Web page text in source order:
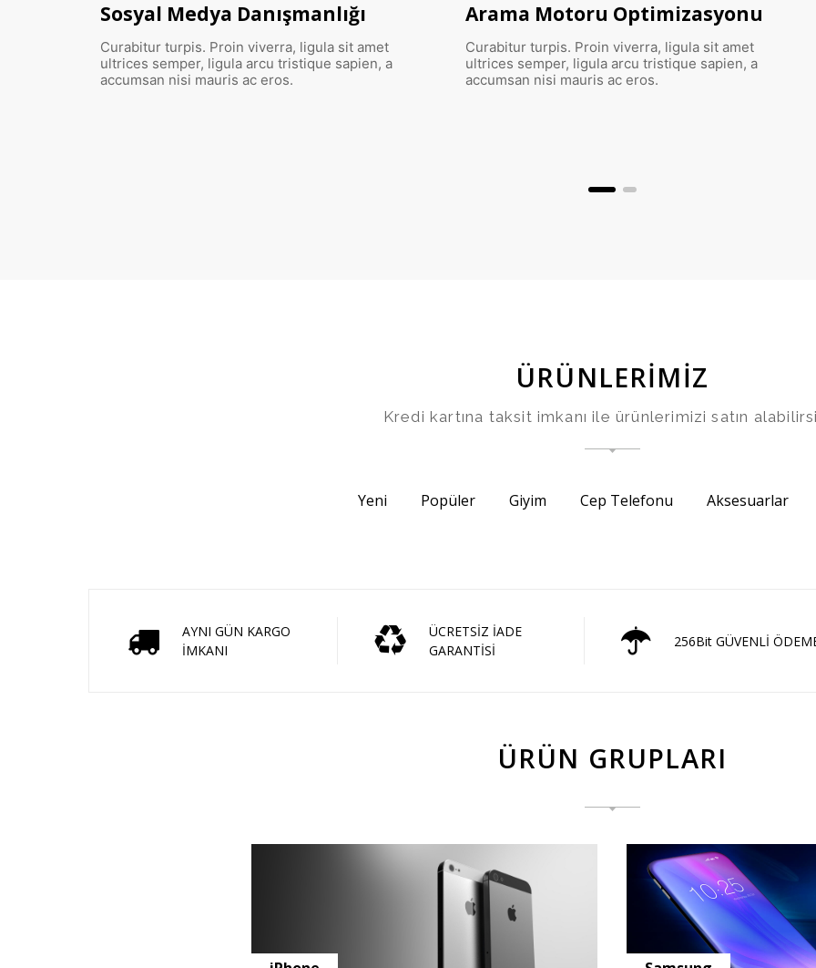
Arama Motoru Optimizasyonu
Curabitur turpis. Proin viverra, ligula sit amet
ultrices semper, ligula arcu tristique sapien, a
accumsan nisi mauris ac eros.
Google Reklam Danışmanlığı
Google’a ait olan Adwords, ilgili kullanıcıları web
sitenize çekmek için tercih edilen önemli
platformlardan biridir.
ÜRÜNLERİMİZ
Kredi kartına taksit imkanı ile ürünlerimizi satın
Yeni Popüler Giyim Cep Telefonu Aksesuarlar
AYNI GÜN KARGO
İMKANI
ÜCRETSİZ İADE
GARANTİSİ
256Bit GÜVENLİ
ÜRÜN GRUPLARI